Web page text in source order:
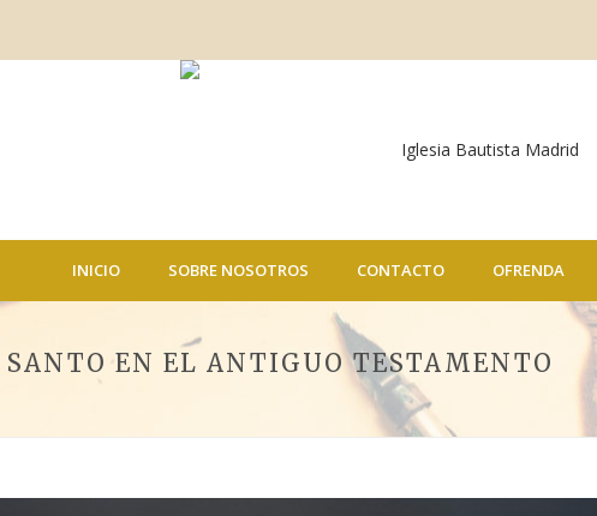
INICIO SOBRE NOSOTROS CONTACTO OFRENDA
EN EL ANTIGUO TESTAMENTO